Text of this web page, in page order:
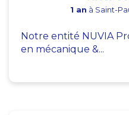
1 an à Saint-
Notre entité NUVIA
en mécanique &...